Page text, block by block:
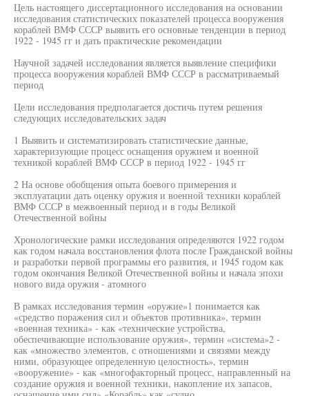
Цель настоящего диссертационного исследования на основании
исследования статистических показателей процесса вооружения
кораблей ВМФ СССР выявить его основные тенденции в период
1922 - 1945 гг и дать практические рекомендации
Научной задачей исследования является выявление специфики
процесса вооружения кораблей ВМФ СССР в рассматриваемый
период
Цели исследования предполагается достичь путем решения
следующих исследовательских задач
1 Выявить и систематизировать статистические данные,
характеризующие процесс оснащения оружием и военной
техникой кораблей ВМФ СССР в период 1922 - 1945 гг
2 На основе обобщения опыта боевого примерения и
эксплуатации дать оценку оружия и военной техники кораблей
ВМФ СССР в межвоенный период и в годы Великой
Отечественной войны
Хронологические рамки исследования определяются 1922 годом
как годом начала восстановления флота после Гражданской войны
и разработки первой программы его развития, и 1945 годом как
годом окончания Великой Отечественной войны и начала эпохи
нового вида оружия - атомного
В рамках исследования термин «оружие»1 понимается как
«средство поражения сил и объектов противника», термин
«военная техника» - как «технические устройства,
обеспечивающие использование оружия», термин «система»2 -
как «множество элементов, с отношениями и связями между
ними, образующее определенную целостность», термин
«вооружение» - как «многофакторный процесс, направленный на
создание оружия и военной техники, накопление их запасов,